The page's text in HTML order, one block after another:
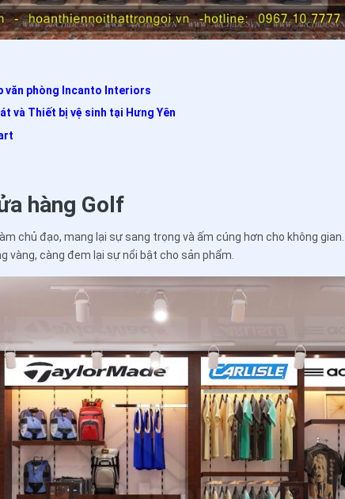
văn phòng Incanto Interiors
và Thiết bị vệ sinh tại Hưng Yên
hàng Golf
chủ đạo, mang lại sự sang trọng và ấm cúng hơn cho không
vàng, càng đem lại sự nổi bật cho sản phẩm.